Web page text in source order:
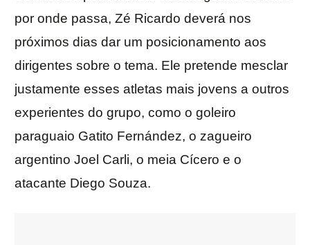
por onde passa, Zé Ricardo deverá nos
próximos dias dar um posicionamento aos
dirigentes sobre o tema. Ele pretende mesclar
justamente esses atletas mais jovens a outros
experientes do grupo, como o goleiro
paraguaio Gatito Fernández, o zagueiro
argentino Joel Carli, o meia Cícero e o
atacante Diego Souza.